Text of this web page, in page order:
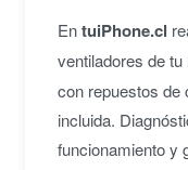
EntuiPhone.cl
ventiladores de tu
con repuestos de
incluida.
funcionamiento y